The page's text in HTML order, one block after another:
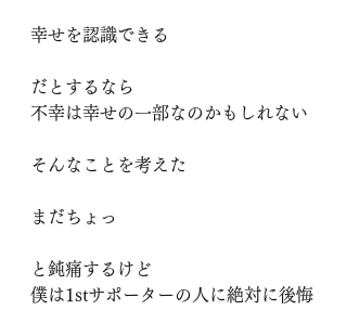
幸せを認識できる
だとするなら
不幸は幸せの一部なのかもしれない
そんなことを考えた
まだちょっ
と鈍痛するけど
僕は1stサポーターの人に絶対に後悔